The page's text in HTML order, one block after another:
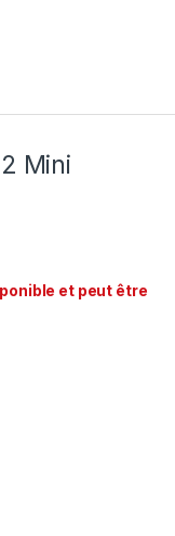
Mini
et peut être